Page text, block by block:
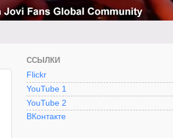
ССЫЛКИ
Flickr
YouTube 1
YouTube 2
ВКонтакте